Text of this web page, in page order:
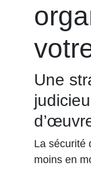
Une
La sécurité
moins en